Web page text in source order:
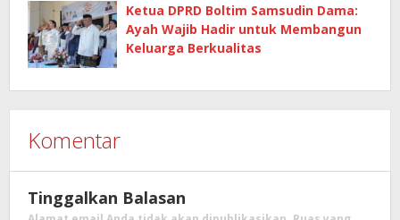
Ketua DPRD Boltim Samsudin Dama:
Ayah Wajib Hadir untuk Membangun
Keluarga Berkualitas
Komentar
Tinggalkan Balasan